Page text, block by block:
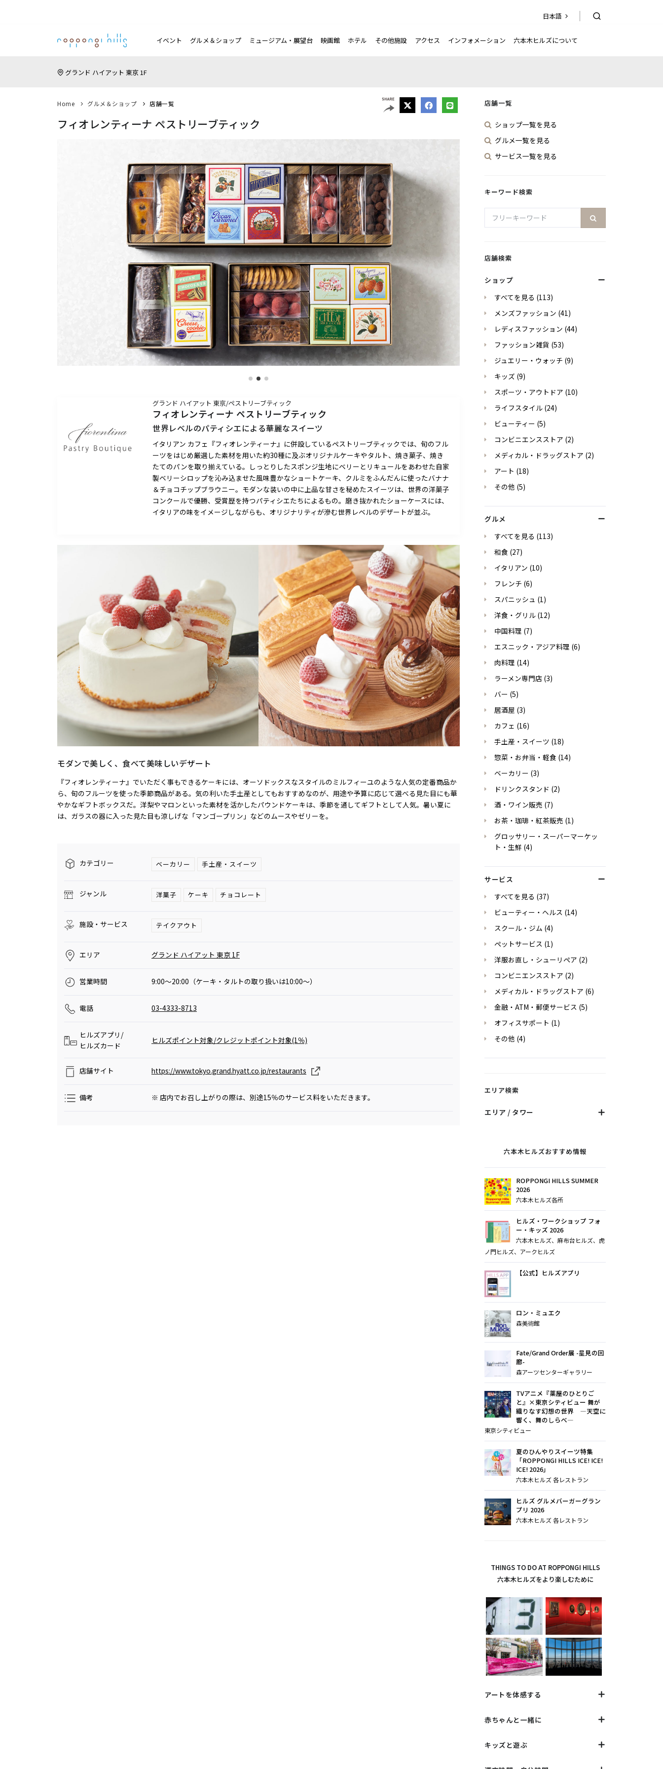
日本語 日本語
サイト内検索
イベント グルメ＆ショップ ミュージアム・展望台 映画館 ホテル その他施設 アクセス インフォメーション 六本木ヒルズについて
グランド ハイアット 東京 1F
Home グルメ＆ショップ 店舗一覧
フィオレンティーナ ペストリーブティック
グランド ハイアット 東京/ペストリーブティック
フィオレンティーナ ペストリーブティック
世界レベルのパティシエによる華麗なスイーツ
イタリアン カフェ『フィオレンティーナ』に併設しているペストリーブティックでは、旬のフル
ーツをはじめ厳選した素材を用いた約30種に及ぶオリジナルケーキやタルト、焼き菓子、焼き
たてのパンを取り揃えている。しっとりしたスポンジ生地にベリーとリキュールをあわせた自家
製ベリーシロップを沁み込ませた風味豊かなショートケーキ、クルミをふんだんに使ったバナナ
＆チョコチップブラウニー。モダンな装いの中に上品な甘さを秘めたスイーツは、世界の洋菓子
コンクールで優勝、受賞歴を持つパティシエたちによるもの。磨き抜かれたショーケースには、
イタリアの味をイメージしながらも、オリジナリティが滲む世界レベルのデザートが並ぶ。
モダンで美しく、食べて美味しいデザート
『フィオレンティーナ』でいただく事もできるケーキには、オーソドックスなスタイルのミルフィーユのような人気の定番商品か
ら、旬のフルーツを使った季節商品がある。気の利いた手土産としてもおすすめなのが、用途や予算に応じて選べる見た目にも華
やかなギフトボックスだ。洋梨やマロンといった素材を活かしたパウンドケーキは、季節を通してギフトとして人気。暑い夏に
は、ガラスの器に入った見た目も涼しげな「マンゴープリン」などのムースやゼリーを。
カテゴリー ベーカリー 手土産・スイーツ
ジャンル 洋菓子 ケーキ チョコレート
施設・サービス テイクアウト
エリア グランド ハイアット 東京 1F
営業時間 9:00～20:00（ケーキ・タルトの取り扱いは10:00～）
電話 03-4333-8713
ヒルズアプリ/
ヒルズカード
ヒルズポイント対象/クレジットポイント対象(1％)
店舗サイト https://www.tokyo.grand.hyatt.co.jp/restaurants
備考 ※ 店内でお召し上がりの際は、別途15％のサービス料をいただきます。
店舗一覧
ショップ一覧を見る
グルメ一覧を見る
サービス一覧を見る
キーワード検索
店舗検索
ショップ
すべてを見る (113)
メンズファッション (41)
レディスファッション (44)
ファッション雑貨 (53)
ジュエリー・ウォッチ (9)
キッズ (9)
スポーツ・アウトドア (10)
ライフスタイル (24)
ビューティー (5)
コンビニエンスストア (2)
メディカル・ドラッグストア (2)
アート (18)
その他 (5)
グルメ
すべてを見る (113)
和食 (27)
イタリアン (10)
フレンチ (6)
スパニッシュ (1)
洋食・グリル (12)
中国料理 (7)
エスニック・アジア料理 (6)
肉料理 (14)
ラーメン専門店 (3)
バー (5)
居酒屋 (3)
カフェ (16)
手土産・スイーツ (18)
惣菜・お弁当・軽食 (14)
ベーカリー (3)
ドリンクスタンド (2)
酒・ワイン販売 (7)
お茶・珈琲・紅茶販売 (1)
グロッサリー・スーパーマーケッ
ト・生鮮 (4)
サービス
すべてを見る (37)
ビューティー・ヘルス (14)
スクール・ジム (4)
ペットサービス (1)
洋服お直し・シューリペア (2)
コンビニエンスストア (2)
メディカル・ドラッグストア (6)
金融・ATM・郵便サービス (5)
オフィスサポート (1)
その他 (4)
エリア検索
エリア / タワー
六本木ヒルズおすすめ情報
ROPPONGI HILLS SUMMER
2026
六本木ヒルズ各所
ヒルズ・ワークショップ フォ
ー・キッズ 2026
六本木ヒルズ、麻布台ヒルズ、虎
ノ門ヒルズ、アークヒルズ
【公式】ヒルズアプリ
ロン・ミュエク
森美術館
Fate/Grand Order展 -星見の回
廊-
森アーツセンターギャラリー
TVアニメ『薬屋のひとりご
と』×東京シティビュー 舞が
織りなす幻想の世界 ―天空に
響く、舞のしらべ―
東京シティビュー
夏のひんやりスイーツ特集
「ROPPONGI HILLS ICE! ICE!
ICE! 2026」
六本木ヒルズ 各レストラン
ヒルズ グルメバーガーグラン
プリ 2026
六本木ヒルズ 各レストラン
THINGS TO DO AT ROPPONGI HILLS
六本木ヒルズをより楽しむために
アートを体感する
赤ちゃんと一緒に
キッズと遊ぶ